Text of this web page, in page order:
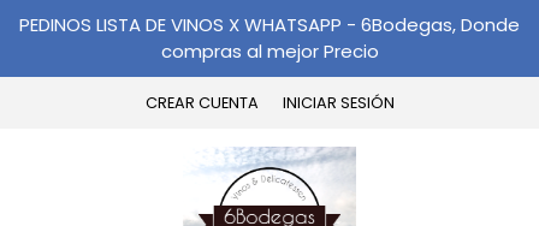
PEDINOS LISTA DE VINOS X WHATSAPP - 6Bodegas, Donde
compras al mejor Precio
CREAR CUENTA INICIAR SESIÓN